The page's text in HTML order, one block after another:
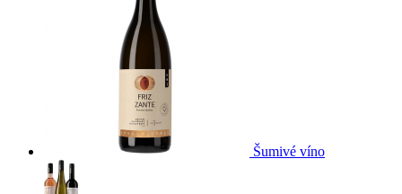
Šumivé víno